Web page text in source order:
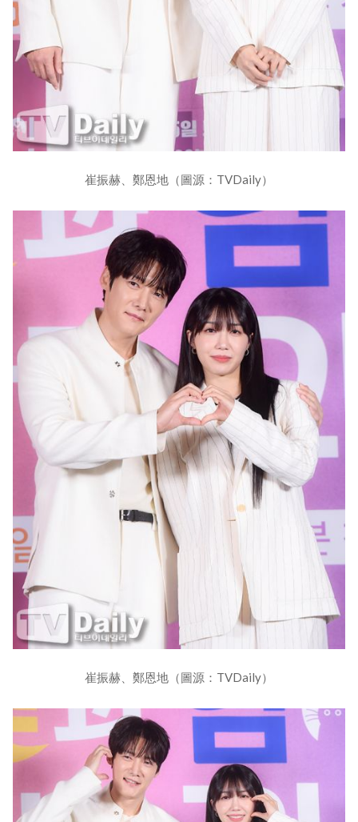
崔振赫、鄭恩地（圖源：TVDaily）
崔振赫、鄭恩地（圖源：TVDaily）